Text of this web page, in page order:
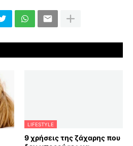
LIFESTYLE
9 χρήσεις της ζάχαρης που